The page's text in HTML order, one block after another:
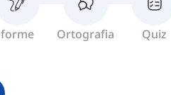
forme Ortografia Quiz